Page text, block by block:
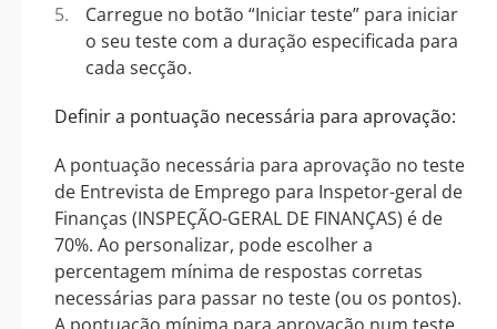
Carregue no botão “Iniciar teste” para iniciar
o seu teste com a duração especificada para
cada secção.
Definir a pontuação necessária para aprovação:
A pontuação necessária para aprovação no teste
de Entrevista de Emprego para Inspetor-geral de
Finanças (INSPEÇÃO-GERAL DE FINANÇAS) é de
70%. Ao personalizar, pode escolher a
percentagem mínima de respostas corretas
necessárias para passar no teste (ou os pontos).
A pontuação mínima para aprovação num teste